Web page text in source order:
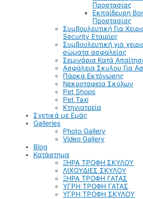
Προστασίας
Εκπαίδευση
Προστασίας
Συμβουλευτική Για
Security Εταιρίες
Συμβουλευτική για
σώματα ασφαλείας
Σεμινάρια Κατά
Ασφάλεια Σκυλου Για
Πάρκα Εκτόνωσης
Νεκροταφεία Σκύλων
Pet Shops
Pet Taxi
Κτηνιατρεία
Σχετικά με Εμάς
Galleries
Photo Gallery
Video Gallery
Blog
Κατάστημα
ΞΗΡΑ ΤΡΟΦΗ ΣΚΥΛΟΥ
ΛΙΧΟΥΔΙΕΣ ΣΚΥΛΟΥ
ΞΗΡΑ ΤΡΟΦΗ ΓΑΤΑΣ
ΥΓΡΗ ΤΡΟΦΗ ΓΑΤΑΣ
ΥΓΡΗ ΤΡΟΦΗ ΣΚΥΛΟΥ